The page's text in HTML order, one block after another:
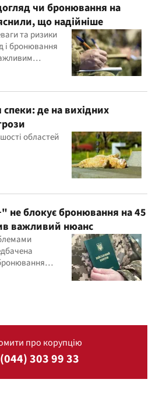
чи бронювання на
що надійніше
та ризики
і бронювання
де на вихідних
областей
не блокує бронювання на 45
важливий нюанс
про корупцію
303 99 33